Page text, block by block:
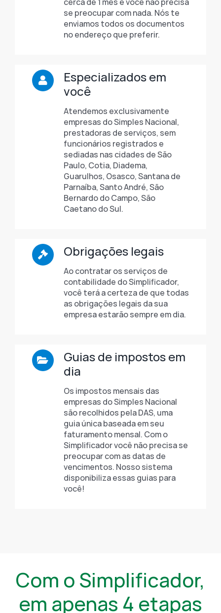
se preocupar com nada. Nós te
enviamos todos os documentos
no endereço que preferir.
Especializados em
você
Atendemos exclusivamente
empresas do Simples Nacional,
prestadoras de serviços, sem
funcionários registrados e
sediadas nas cidades de São
Paulo, Cotia, Diadema,
Guarulhos, Osasco, Santana de
Parnaíba, Santo André, São
Bernardo do Campo, São
Caetano do Sul.
Obrigações legais
Ao contratar os serviços de
contabilidade do Simplificador,
você terá a certeza de que todas
as obrigações legais da sua
empresa estarão sempre em dia.
Guias de impostos em
dia
Os impostos mensais das
empresas do Simples Nacional
são recolhidos pela DAS, uma
guia única baseada em seu
faturamento mensal. Com o
Simplificador você não precisa se
preocupar com as datas de
vencimentos. Nosso sistema
disponibiliza essas guias para
você!
Com o Simplificador,
em apenas 4 etapas